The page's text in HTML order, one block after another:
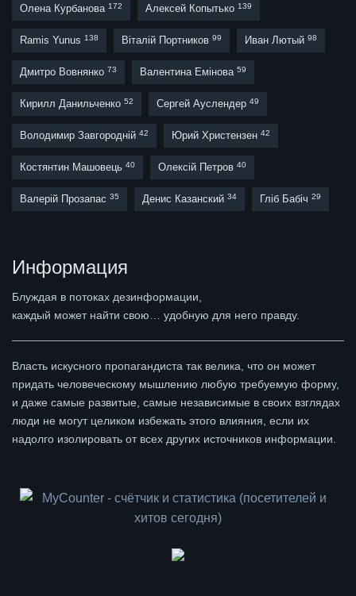
Олена Курбанова 172 Алексей Копытько 139
Ramis Yunus 138 Віталій Портников 99 Иван Лютый 98
Дмитро Вовнянко 73 Валентина Емінова 59
Кирилл Данильченко 52 Сергей Ауслендер 49
Володимир Завгородній 42 Юрий Христензен 42
Костянтин Машовець 40 Олексій Петров 40
Валерій Прозапас 35 Денис Казанский 34 Гліб Бабіч 29
Информация
Блуждая в потоках дезинформации,
каждый может найти свою… удобную для него правду.
Власть искусного пропагандиста так велика, что он может
придать человеческому мышлению любую требуемую форму,
и даже самые развитые, самые независимые в своих взглядах
люди не могут целиком избежать этого влияния, если их
надолго изолировать от всех других источников информации.